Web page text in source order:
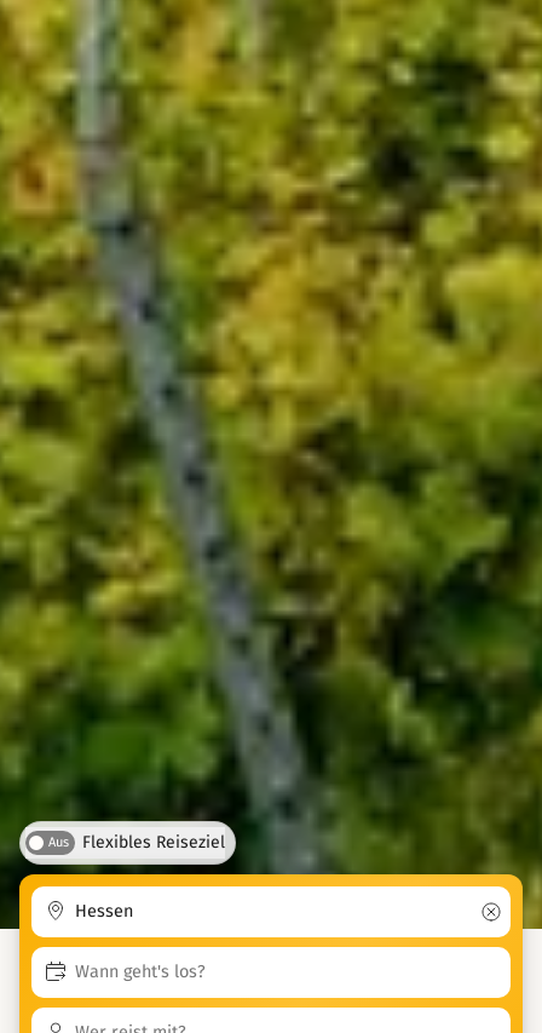
Aus Flexibles Reiseziel